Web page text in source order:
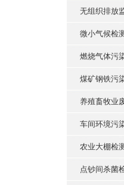
无组织排放
微小气候检
燃烧气体污
煤矿钢铁污
养殖畜牧业
车间环境污
农业大棚检
点钞间杀菌